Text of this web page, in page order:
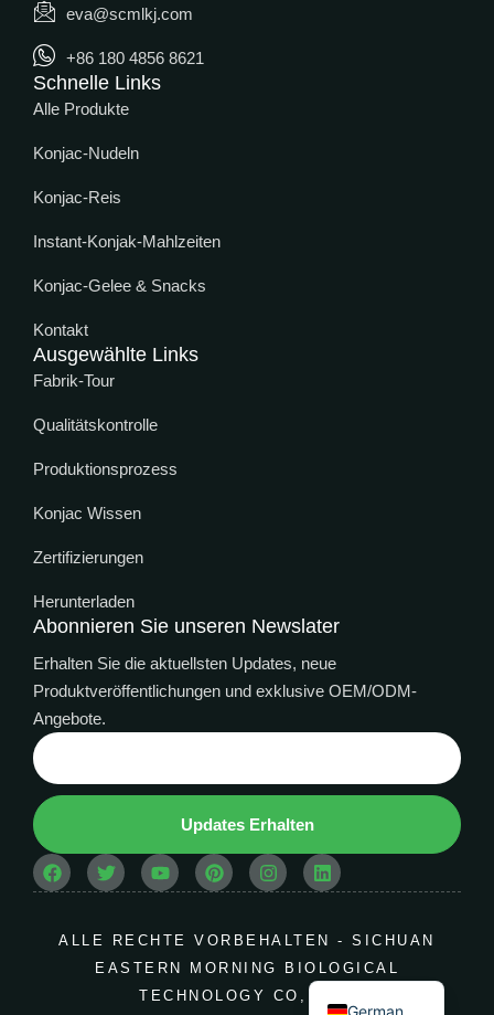
eva@scmlkj.com
+86 180 4856 8621
Schnelle Links
Alle Produkte
Konjac-Nudeln
Konjac-Reis
Instant-Konjak-Mahlzeiten
Konjac-Gelee & Snacks
Kontakt
Ausgewählte Links
Fabrik-Tour
Qualitätskontrolle
Produktionsprozess
Konjac Wissen
Zertifizierungen
Herunterladen
Abonnieren Sie unseren Newslater
Erhalten Sie die aktuellsten Updates, neue
Produktveröffentlichungen und exklusive OEM/ODM-
Angebote.
Updates Erhalten
ALLE RECHTE VORBEHALTEN - SICHUAN
EASTERN MORNING BIOLOGICAL
TECHNOLOGY CO, LTD.
German
English
French
Thai